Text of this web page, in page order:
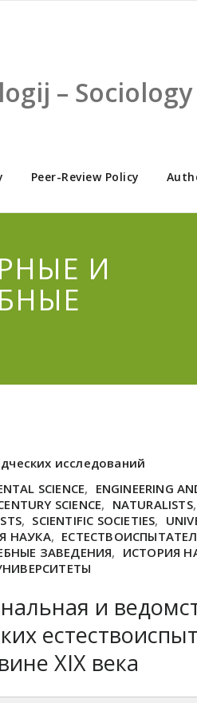
–
Peer-Review Policy
И
исследований
SCIENCE, ENGINEERING
SCIENCE, NATURALISTS,
, SCIENTIFIC SOCIETIES,
НАУКА,
ЗАВЕДЕНИЯ, ИСТОРИЯ
и
XIX века